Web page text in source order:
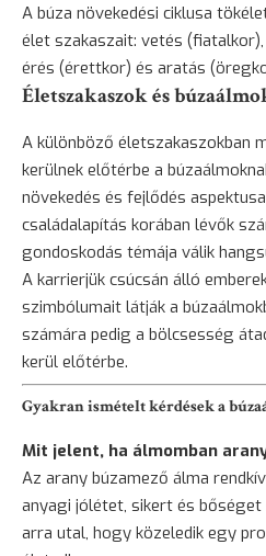
A búza növekedési ciklusa
élet szakaszait: vetés
érés (érettkor) és aratás
Életszakaszok és
A különböző életszakaszokban
kerülnek előtérbe a
növekedés és fejlődés
családalapítás korában lévők
gondoskodás témája válik
A karrierjük csúcsán álló
szimbólumait látják a
számára pedig a bölcsesség
kerül előtérbe.
Gyakran ismételt kérdések a
Mit jelent, ha álmomban
Az arany búzamező álma
anyagi jólétet, sikert és bőséget
arra utal, hogy közeledik egy